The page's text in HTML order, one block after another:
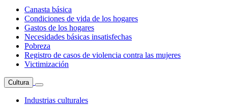
Canasta básica
Condiciones de vida de los hogares
Gastos de los hogares
Necesidades básicas insatisfechas
Pobreza
Registro de casos de violencia contra las mujeres
Victimización
Cultura
Industrias culturales